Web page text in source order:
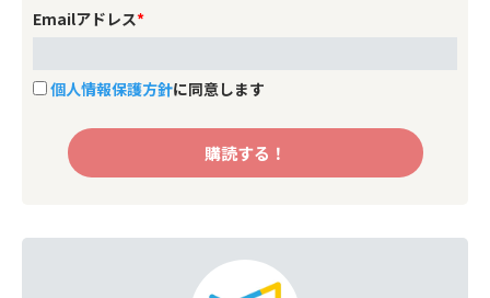
Emailアドレス*
個人情報保護方針に同意します